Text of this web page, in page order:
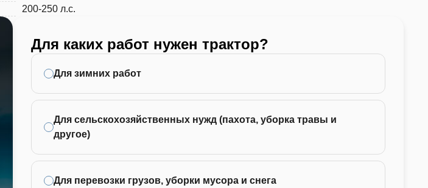
200-250 л.с.
Для каких работ нужен трактор?
Для зимних работ
Для сельскохозяйственных нужд (пахота, уборка травы и
другое)
Для перевозки грузов, уборки мусора и снега